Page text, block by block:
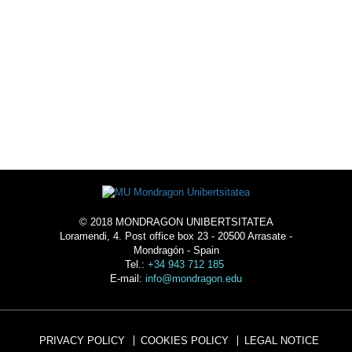
© 2018 MONDRAGON UNIBERTSITATEA
Loramendi, 4. Post office box 23 - 20500 Arrasate -
Mondragón - Spain
Tel.: +34 943 712 185
E-mail: info@mondragon.edu
PRIVACY POLICY COOKIES POLICY LEGAL NOTICE